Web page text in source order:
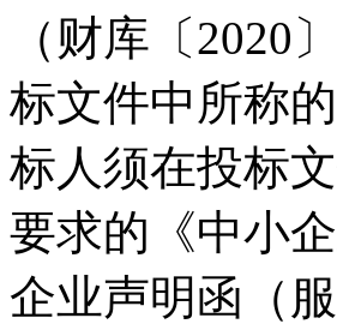
（财库〔2020
标文件中所称
标人须在投标
要求的《中小
企业声明函（